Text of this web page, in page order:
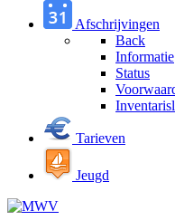
Afschrijvingen
Back
Informatie
Status
Tarieven
Jeugd